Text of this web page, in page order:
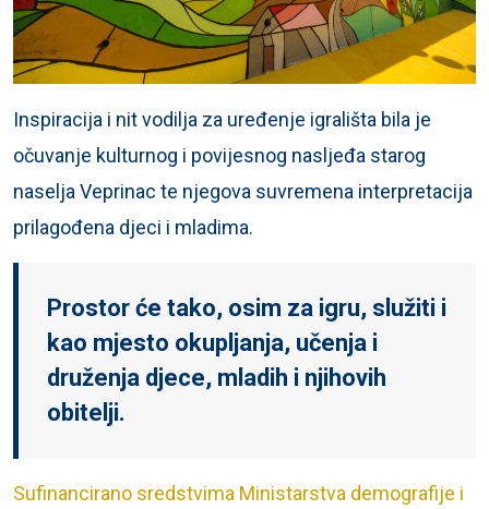
Inspiracija i nit vodilja za uređenje igrališta bila je
očuvanje kulturnog i povijesnog nasljeđa starog
naselja Veprinac te njegova suvremena interpretacija
prilagođena djeci i mladima.
Prostor će tako, osim za igru, služiti i
kao mjesto okupljanja, učenja i
druženja djece, mladih i njihovih
obitelji.
Sufinancirano sredstvima Ministarstva demografije i